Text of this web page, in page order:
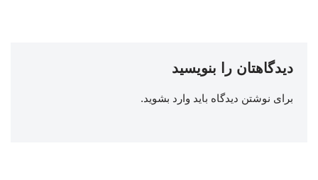
دیدگاهتان را بنویسید
برای نوشتن دیدگاه باید وارد بشوید.